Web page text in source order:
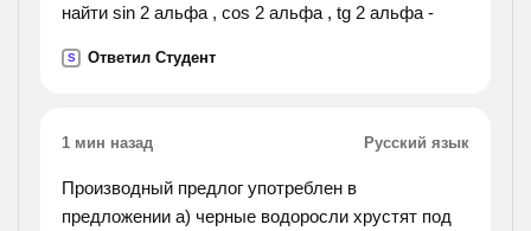
найти sin 2 альфа , cos 2 альфа , tg 2 альфа -
S Ответил Студент
1 мин назад Русский язык
Производный предлог употреблен в
предложении а) черные водоросли хрустят под